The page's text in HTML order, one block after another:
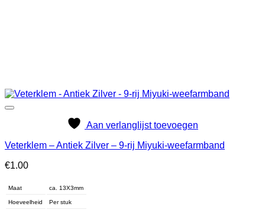
Aan verlanglijst toevoegen
Veterklem – Antiek Zilver – 9-rij Miyuki-weefarmband
€1.00
Maat ca. 13X3mm
Hoeveelheid Per stuk